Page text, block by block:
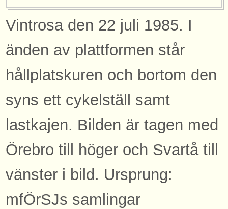
Vintrosa den 22 juli 1985. I
änden av plattformen står
hållplatskuren och bortom den
syns ett cykelställ samt
lastkajen. Bilden är tagen med
Örebro till höger och Svartå till
vänster i bild. Ursprung:
mfÖrSJs samlingar